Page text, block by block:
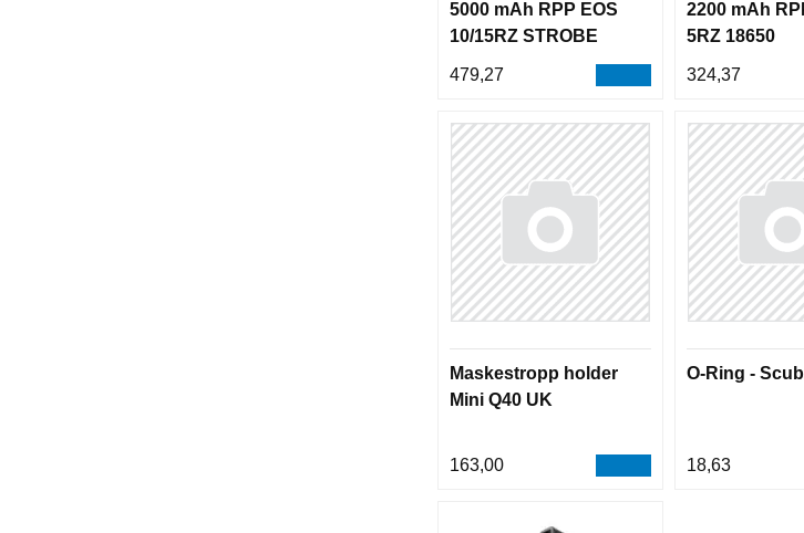
5000 mAh RPP EOS
10/15RZ STROBE
479,27
2200 mAh
5RZ 18650
324,37
Maskestropp holder
Mini Q40 UK
163,00
O-Ring -
18,63